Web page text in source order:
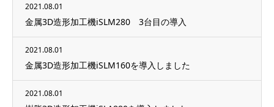
2021.08.01
金属3D造形加工機iSLM280 3台目の導入
2021.08.01
金属3D造形加工機iSLM160を導入しました
2021.08.01